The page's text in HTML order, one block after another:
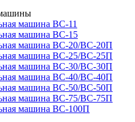
машина ВС-11
машина ВС-15
машина ВС-20/ВС-20П
машина ВС-25/ВС-25П
машина ВС-30/ВС-30П
машина ВС-40/ВС-40П
машина ВС-50/ВС-50П
машина ВС-75/ВС-75П
машина ВС-100П